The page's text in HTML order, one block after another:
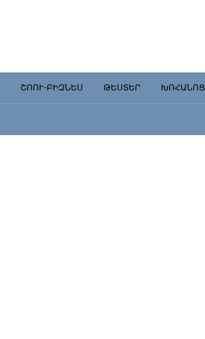
ՇՈՈՒ-ԲԻԶՆԵՍ ԹԵՍՏԵՐ ԽՈՀԱՆՈՑ